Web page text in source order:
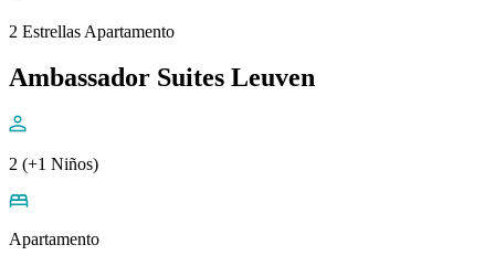
2 Estrellas Apartamento
Ambassador Suites Leuven
2 (+1 Niños)
Apartamento